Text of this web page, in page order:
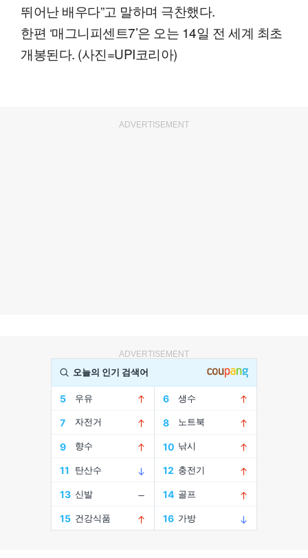
뛰어난 배우다”고 말하며 극찬했다.
한편 ‘매그니피센트7’은 오는 14일 전 세계 최초
개봉된다. (사진=UPI코리아)
ADVERTISEMENT
ADVERTISEMENT